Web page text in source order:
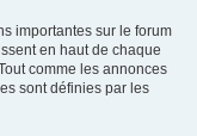
importantes sur le forum
en haut de chaque
comme les annonces
sont définies par les